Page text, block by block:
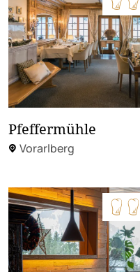
Pfeffermühle
Vorarlberg